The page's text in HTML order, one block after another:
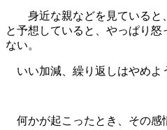
身近な親などを見ていると
と予想していると、やっぱり怒
ない。
いい加減、繰り返しはやめよ
何かが起こったとき、その感